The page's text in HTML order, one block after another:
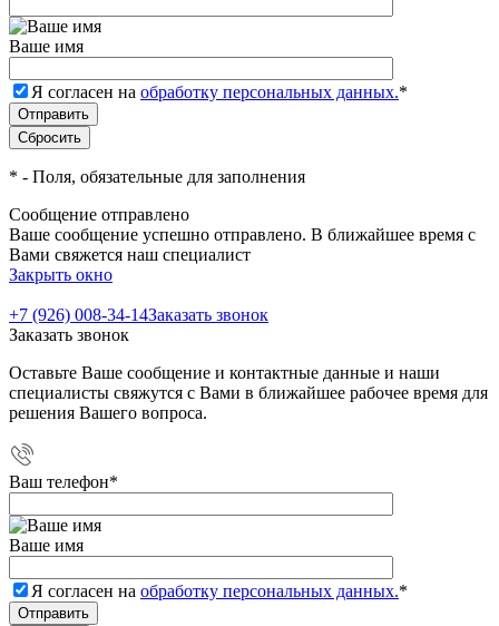
Ваше имя
Я согласен на обработку персональных данных.*
* - Поля, обязательные для заполнения
Сообщение отправлено
Ваше сообщение успешно отправлено. В ближайшее время с
Вами свяжется наш специалист
Закрыть окно
+7 (926) 008-34-14Заказать звонок
Заказать звонок
Оставьте Ваше сообщение и контактные данные и наши
специалисты свяжутся с Вами в ближайшее рабочее время для
решения Вашего вопроса.
Ваш телефон*
Ваше имя
Я согласен на обработку персональных данных.*